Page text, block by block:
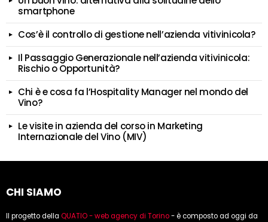
smartphone
Cos’è il controllo di gestione nell’azienda vitivinicola?
Il Passaggio Generazionale nell’azienda vitivinicola:
Rischio o Opportunità?
Chi è e cosa fa l’Hospitality Manager nel mondo del
Vino?
Le visite in azienda del corso in Marketing
Internazionale del Vino (MIV)
CHI SIAMO
Il progetto della QUATIO - web agency di Torino- è composto ad oggi da